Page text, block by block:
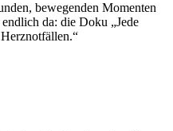
bewegenden Momenten
da: die Doku „Jede